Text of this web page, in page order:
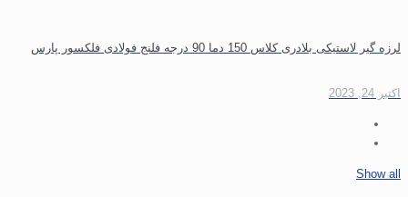
لرزه گیر لاستیکی بلادری کلاس 150 دما 90 درجه فلنج فولادی فلکسور پارس
اکتبر 24, 2023
Show all